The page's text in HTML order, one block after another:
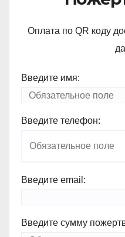
Оплата по QR коду
Введите имя:
Введите телефон:
Введите email:
Введите сумму